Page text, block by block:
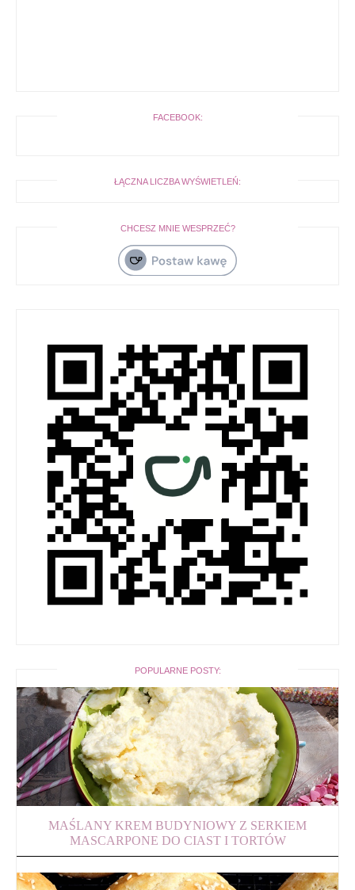
FACEBOOK:
ŁĄCZNA LICZBA WYŚWIETLEŃ:
CHCESZ MNIE WESPRZEĆ?
POPULARNE POSTY:
MAŚLANY KREM BUDYNIOWY Z SERKIEM
MASCARPONE DO CIAST I TORTÓW